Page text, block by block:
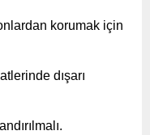
korumak için
dışarı